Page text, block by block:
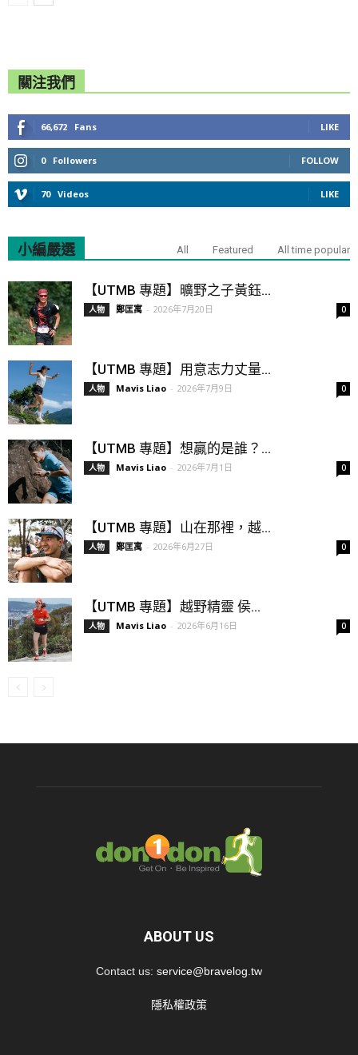
關注我們
66,672 Fans LIKE
0 Followers FOLLOW
70 Videos LIKE
小編嚴選 All Featured All time popular
【UTMB 專題】曠野之子黃鈺...
人物 鄭匡寓 - 2026年7月20日 0
【UTMB 專題】用意志力丈量...
人物 Mavis Liao - 2026年7月9日 0
【UTMB 專題】想贏的是誰？...
人物 Mavis Liao - 2026年7月1日 0
【UTMB 專題】山在那裡，越...
人物 鄭匡寓 - 2026年6月27日 0
【UTMB 專題】越野精靈 侯...
人物 Mavis Liao - 2026年6月16日 0
ABOUT US
Contact us: service@bravelog.tw
隱私權政策